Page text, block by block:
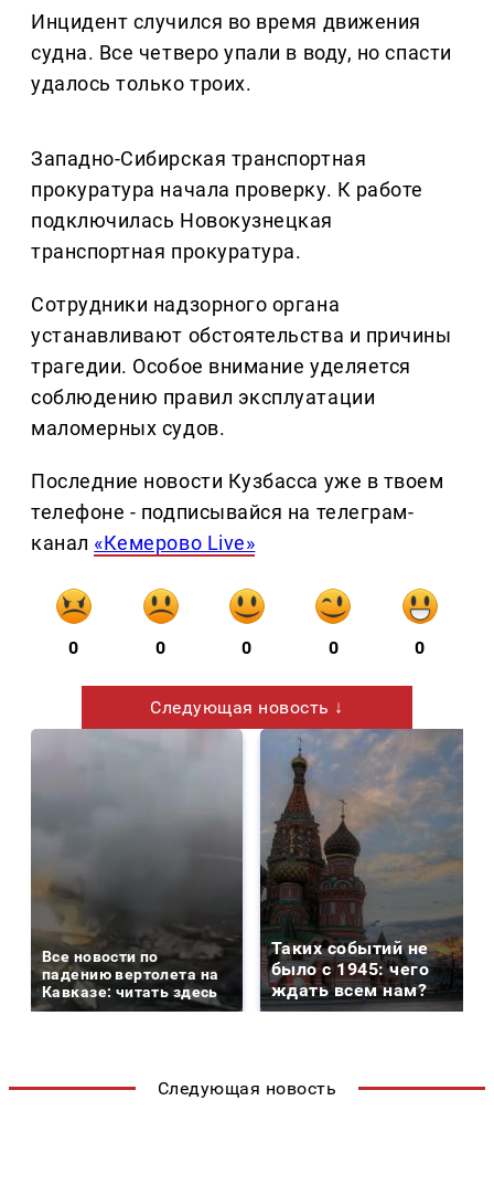
Инцидент случился во время движения
судна. Все четверо упали в воду, но спасти
удалось только троих.
Западно-Сибирская транспортная
прокуратура начала проверку. К работе
подключилась Новокузнецкая
транспортная прокуратура.
Сотрудники надзорного органа
устанавливают обстоятельства и причины
трагедии. Особое внимание уделяется
соблюдению правил эксплуатации
маломерных судов.
Последние новости Кузбасса уже в твоем
телефоне - подписывайся на телеграм-
канал «Кемерово Live»
0 0 0 0 0
Следующая новость ↓
Все новости по
падению вертолета на
Кавказе: читать здесь
Таких событий не
было с 1945: чего
ждать всем нам?
Следующая новость